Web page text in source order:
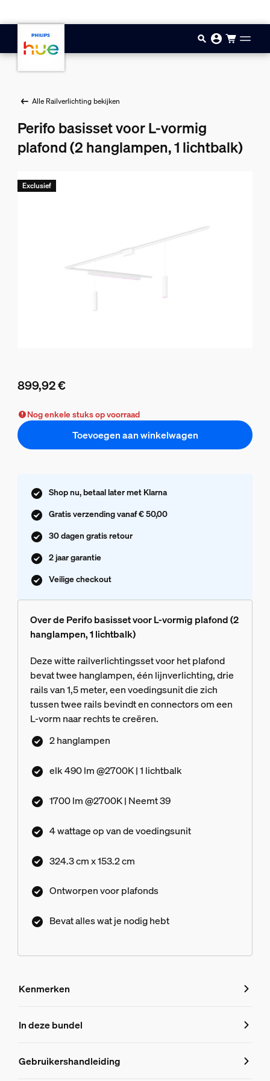
Alle Railverlichting bekijken
Perifo basisset voor L-vormig
plafond (2 hanglampen, 1 lichtbalk)
899,92 €
Exclusief
Nog enkele stuks op voorraad
Toevoegen aan winkelwagen
Shop nu, betaal later met Klarna
Gratis verzending vanaf € 50,00
30 dagen gratis retour
2 jaar garantie
Veilige checkout
Over de Perifo basisset voor L-vormig plafond (2
hanglampen, 1 lichtbalk)
Deze witte railverlichtingsset voor het plafond
bevat twee hanglampen, één lijnverlichting, drie
rails van 1,5 meter, een voedingsunit die zich
tussen twee rails bevindt en connectors om een
L-vorm naar rechts te creëren.
2 hanglampen
elk 490 lm @2700K | 1 lichtbalk
1700 lm @2700K | Neemt 39
4 wattage op van de voedingsunit
324.3 cm x 153.2 cm
Ontworpen voor plafonds
Bevat alles wat je nodig hebt
Kenmerken
Kenmerken
8719514872660
In deze bundel
Gebruikershandleiding